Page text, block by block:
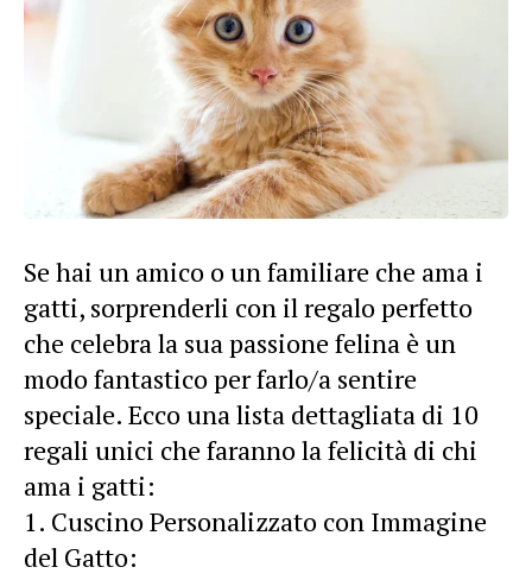
Se hai un amico o un familiare che ama i
gatti, sorprenderli con il regalo perfetto
che celebra la sua passione felina è un
modo fantastico per farlo/a sentire
speciale. Ecco una lista dettagliata di 10
regali unici che faranno la felicità di chi
ama i gatti:
Cuscino Personalizzato con Immagine
del Gatto: